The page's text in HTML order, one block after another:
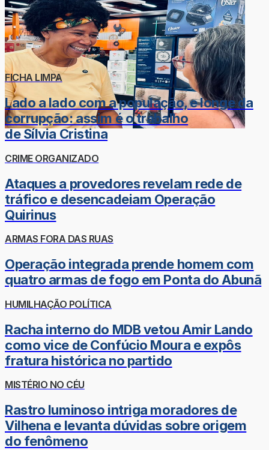
FICHA LIMPA
Lado a lado com a população, e longe da
corrupção: assim é o trabalho
de Sílvia Cristina
CRIME ORGANIZADO
Ataques a provedores revelam rede de
tráfico e desencadeiam Operação
Quirinus
ARMAS FORA DAS RUAS
Operação integrada prende homem com
quatro armas de fogo em Ponta do Abunã
HUMILHAÇÃO POLÍTICA
Racha interno do MDB vetou Amir Lando
como vice de Confúcio Moura e expôs
fratura histórica no partido
MISTÉRIO NO CÉU
Rastro luminoso intriga moradores de
Vilhena e levanta dúvidas sobre origem
do fenômeno